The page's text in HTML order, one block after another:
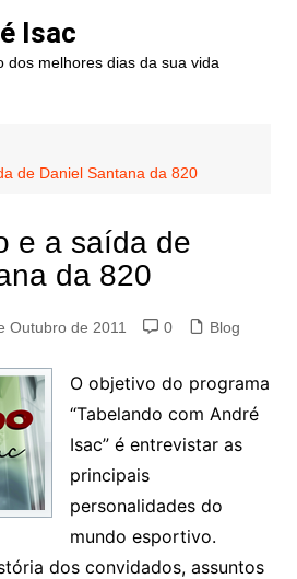
Isac
dos melhores dias da sua vida
de Daniel Santana da 820
e a saída de
da 820
Outubro de 2011 0 Blog
O objetivo do programa
“Tabelando com André
Isac” é entrevistar as
principais
personalidades do
mundo esportivo.
dos convidados, assuntos